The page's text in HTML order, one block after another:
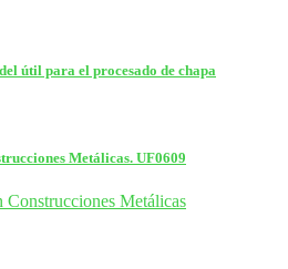
útil para el procesado de chapa
Metálicas. UF0609